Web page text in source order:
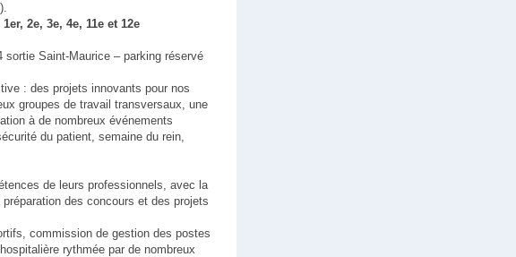
1er, 2e, 3e, 4e, 11e et 12e
sortie Saint-Maurice – parking réservé
: des projets innovants pour nos
groupes de travail transversaux, une
à de nombreux événements
du patient, semaine du rein,
de leurs professionnels, avec la
des concours et des projets
commission de gestion des postes
rythmée par de nombreux